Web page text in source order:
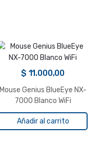
$ 11.000,00
Mouse Genius BlueEye NX-
7000 Blanco WiFi
Añadir al carrito